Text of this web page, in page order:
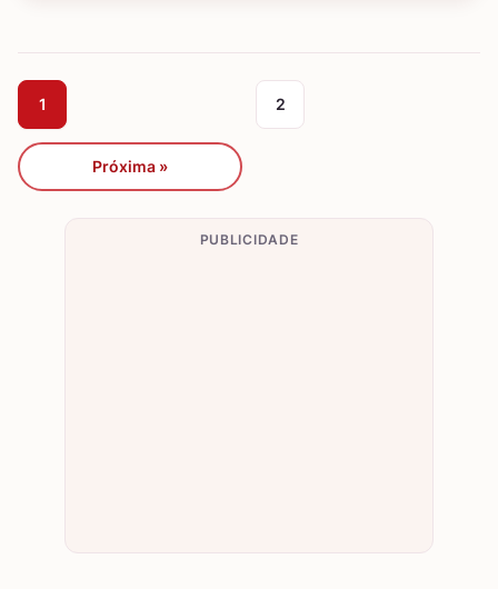
1 2
Próxima »
PUBLICIDADE